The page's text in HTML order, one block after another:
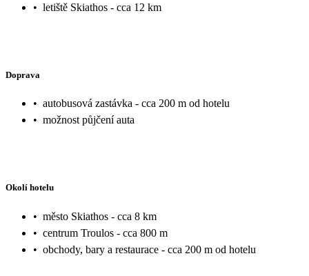
• letiště Skiathos - cca 12 km
Doprava
• autobusová zastávka - cca 200 m od hotelu
• možnost půjčení auta
Okolí hotelu
• město Skiathos - cca 8 km
• centrum Troulos - cca 800 m
• obchody, bary a restaurace - cca 200 m od hotelu